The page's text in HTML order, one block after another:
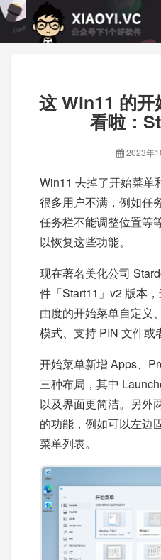
这 Win11 的开
看啦：
2023年
Win11 去掉了开始菜单
很多用户不满，例如任
任务栏不能调整位置等
以恢复这些功能。
现在著名美化公司
件「Start11」v2 版本
由度的开始菜单自定义
模式、支持 PIN 文件或
开始菜单新增 Apps、
三种布局，其中
以及界面更简洁。另外
的功能，例如可以左边
菜单列表。